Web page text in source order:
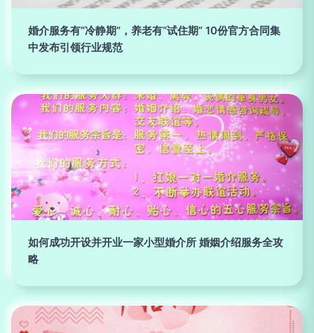
婚介服务有“冷静期”，养老有“试住期” 10份官方合同集
中发布引领行业规范
如何成功开设并开业一家小型婚介所 婚姻介绍服务全攻
略